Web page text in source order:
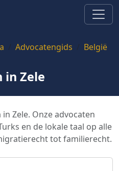
Advocatengids
België
in Zele
Zele. Onze advocaten
en de lokale taal op alle
tot familierecht.